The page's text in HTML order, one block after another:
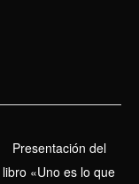
Presentación del
libro «Uno es lo que